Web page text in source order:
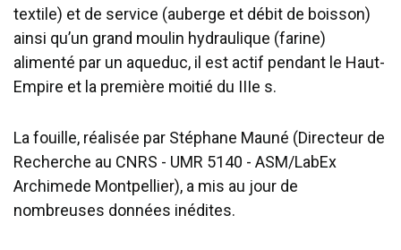
textile) et de service (auberge et débit de boisson)
ainsi qu’un grand moulin hydraulique (farine)
alimenté par un aqueduc, il est actif pendant le Haut-
Empire et la première moitié du IIIe s.
La fouille, réalisée par Stéphane Mauné (Directeur de
Recherche au CNRS - UMR 5140 - ASM/LabEx
Archimede Montpellier), a mis au jour de
nombreuses données inédites.